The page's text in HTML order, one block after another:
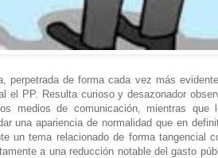
perpetrada de forma cada vez más
el PP. Resulta curioso y desazonador
medios de comunicación, mientras que
una apariencia de normalidad que en
un tema relacionado de forma tangencial
a una reducción notable del gasto